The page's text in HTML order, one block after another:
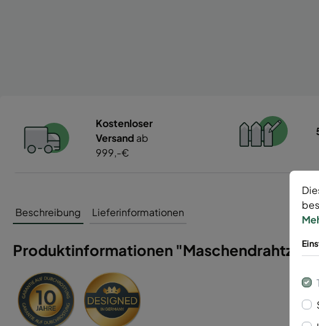
Kostenloser
Versand ab
999,-€
Beschreibung Lieferinformationen
Produktinformationen "Maschendrahtzaun